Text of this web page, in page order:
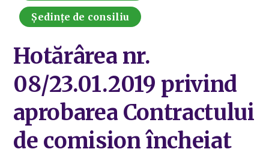
Ședințe de consiliu
Hotărârea nr.
08/23.01.2019 privind
aprobarea Contractului
de comision încheiat